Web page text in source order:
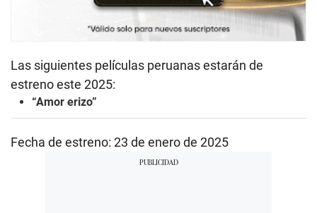
Las siguientes películas peruanas estarán de
estreno este 2025:
“Amor erizo”
Fecha de estreno: 23 de enero de 2025